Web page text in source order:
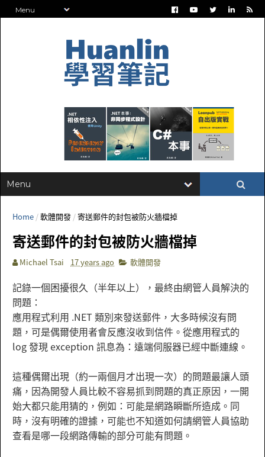
Home /軟體開發 /寄送郵件的封包被防火牆檔掉
寄送郵件的封包被防火牆檔掉
Michael Tsai 17 years ago 軟體開發
記錄一個困擾很久（半年以上），最終由網管人員解決的
問題：
應用程式利用 .NET 類別來發送郵件，大多時候沒有問
題，可是偶爾使用者會反應沒收到信件。從應用程式的
log 發現 exception 訊息為：遠端伺服器已經中斷連線。
這種偶爾出現（約一兩個月才出現一次）的問題最讓人頭
痛，因為開發人員比較不容易抓到問題的真正原因，一開
始大都只能用猜的，例如：可能是網路瞬斷所造成。同
時，沒有明確的證據，可能也不知道如何請網管人員協助
查看是哪一段網路傳輸的部分可能有問題。